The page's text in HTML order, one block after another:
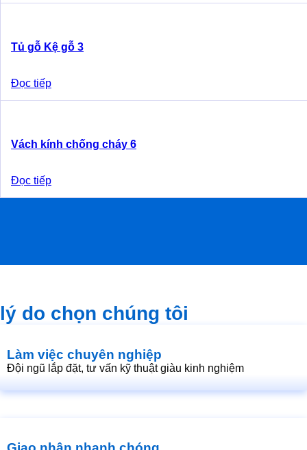
Tủ gỗ Kệ gỗ 3
Đọc tiếp
Vách kính chống cháy 6
Đọc tiếp
lý do chọn chúng tôi
Làm việc chuyên nghiệp
Đội ngũ lắp đặt, tư vấn kỹ thuật giàu kinh nghiệm